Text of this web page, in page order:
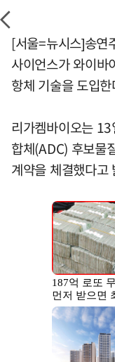
[서울=뉴시스]송연
사이언스가 와이바
항체 기술을 도입한
리가켐바이오는
합체(ADC) 후보물
계약을 체결했다고